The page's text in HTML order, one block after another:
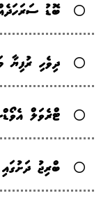
ބޮޑު ސަރަހަދެއް ބަލައިފި، 3
ދިވެހި ރުފިޔާ
ޓްރެވަލް
ބްރިޖު